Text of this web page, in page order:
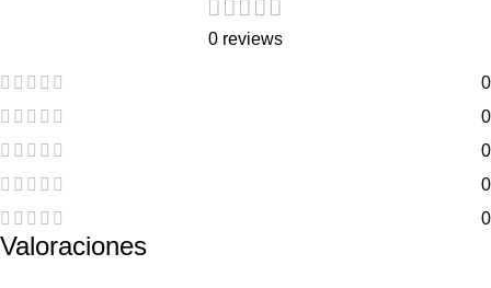
0 reviews
0
0
0
0
0
Valoraciones